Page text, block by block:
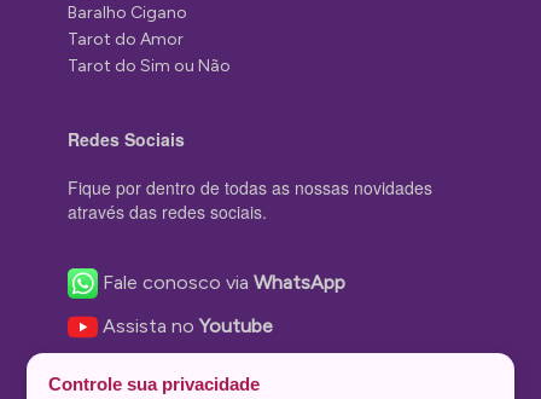
Baralho Cigano
Tarot do Amor
Tarot do Sim ou Não
Redes Sociais
Fique por dentro de todas as nossas novidades
através das redes sociais.
Fale conosco viaWhatsApp
Assista noYoutube
Controle sua privacidade